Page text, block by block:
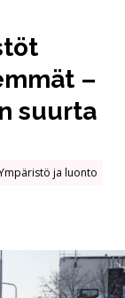
–
suurta
ja luonto